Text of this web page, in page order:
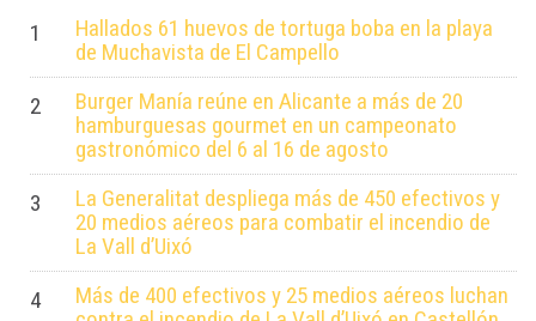
1
Hallados 61 huevos de tortuga boba en la playa
de Muchavista de El Campello
2
Burger Manía reúne en Alicante a más de 20
hamburguesas gourmet en un campeonato
gastronómico del 6 al 16 de agosto
3
La Generalitat despliega más de 450 efectivos y
20 medios aéreos para combatir el incendio de
La Vall d’Uixó
4
Más de 400 efectivos y 25 medios aéreos luchan